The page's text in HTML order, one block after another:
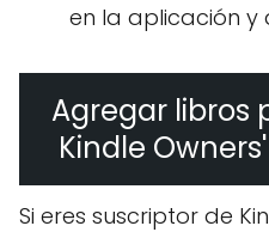
en la aplicación y
Agregar libros
Kindle
Si eres suscriptor de